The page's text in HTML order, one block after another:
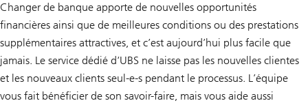
Changer de banque apporte de nouvelles opportunités
financières ainsi que de meilleures conditions ou des prestations
supplémentaires attractives, et c’est aujourd’hui plus facile que
jamais. Le service dédié d‘UBS ne laisse pas les nouvelles clientes
et les nouveaux clients seul-e-s pendant le processus. L’équipe
vous fait bénéficier de son savoir-faire, mais vous aide aussi